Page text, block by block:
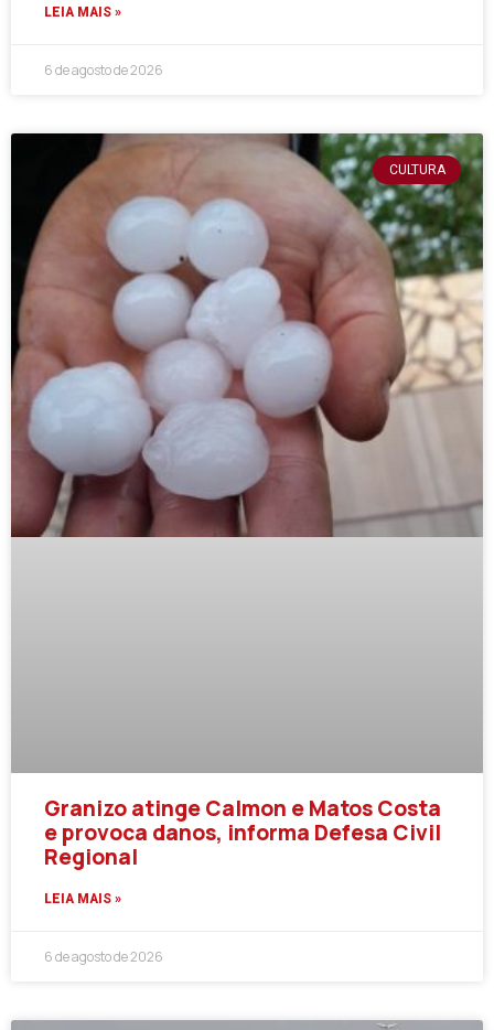
LEIA MAIS »
6 de agosto de 2026
CULTURA
Granizo atinge Calmon e Matos Costa
e provoca danos, informa Defesa Civil
Regional
LEIA MAIS »
6 de agosto de 2026